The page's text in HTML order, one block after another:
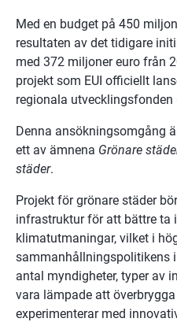
Med en budget på 450
resultaten av det tidigare
med 372 miljoner euro från
projekt som EUI officiellt
regionala utvecklingsfonden
Denna ansökningsomgång
ett av ämnena Grönare
städer.
Projekt för grönare städer
infrastruktur för att bättre ta
klimatutmaningar, vilket i
sammanhållningspolitikens
antal myndigheter, typer av
vara lämpade att
experimenterar med